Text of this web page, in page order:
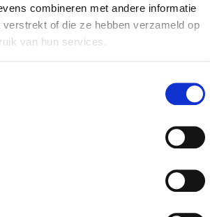
combineren met andere informatie
verstrekt of die ze hebben verzameld op
van hun services.